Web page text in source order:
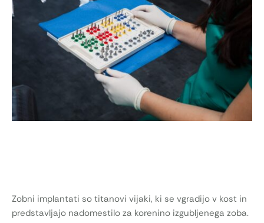
Zobni implantati so titanovi vijaki, ki se vgradijo v kost in
predstavljajo nadomestilo za korenino izgubljenega zoba.